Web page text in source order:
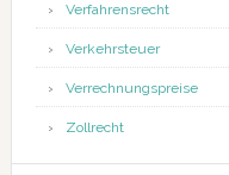
Verfahrensrecht
Verkehrsteuer
Verrechnungspreise
Zollrecht